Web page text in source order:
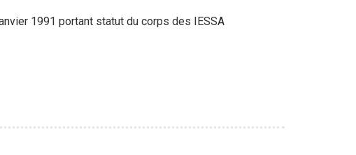
1991 portant statut du corps des IESSA